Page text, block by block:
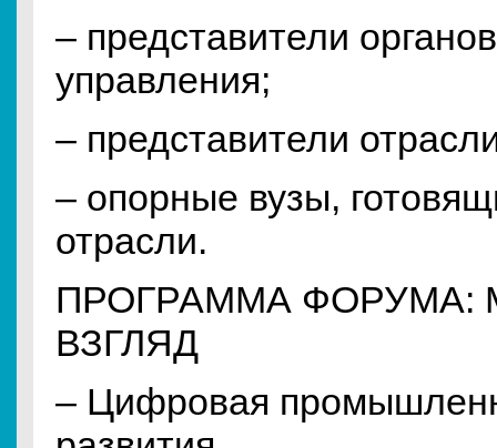
– представители
управления;
– представители
– опорные вузы,
отрасли.
ПРОГРАММА ФОРУМА:
ВЗГЛЯД
– Цифровая